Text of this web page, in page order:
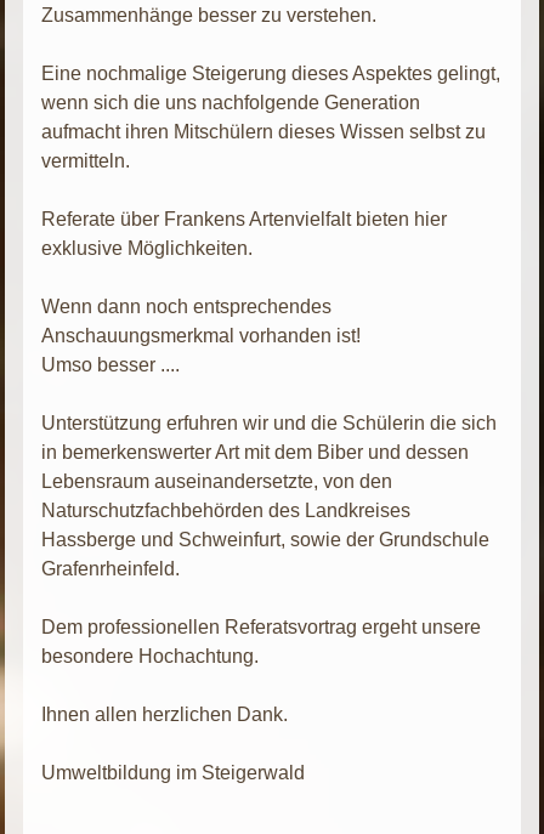
Zusammenhänge besser zu verstehen.
Eine nochmalige Steigerung dieses Aspektes gelingt,
wenn sich die uns nachfolgende Generation
aufmacht ihren Mitschülern dieses Wissen selbst zu
vermitteln.
Referate über Frankens Artenvielfalt bieten hier
exklusive Möglichkeiten.
Wenn dann noch entsprechendes
Anschauungsmerkmal vorhanden ist!
Umso besser ....
Unterstützung erfuhren wir und die Schülerin die sich
in bemerkenswerter Art mit dem Biber und dessen
Lebensraum auseinandersetzte, von den
Naturschutzfachbehörden des Landkreises
Hassberge und Schweinfurt, sowie der Grundschule
Grafenrheinfeld.
Dem professionellen Referatsvortrag ergeht unsere
besondere Hochachtung.
Ihnen allen herzlichen Dank.
Umweltbildung im Steigerwald